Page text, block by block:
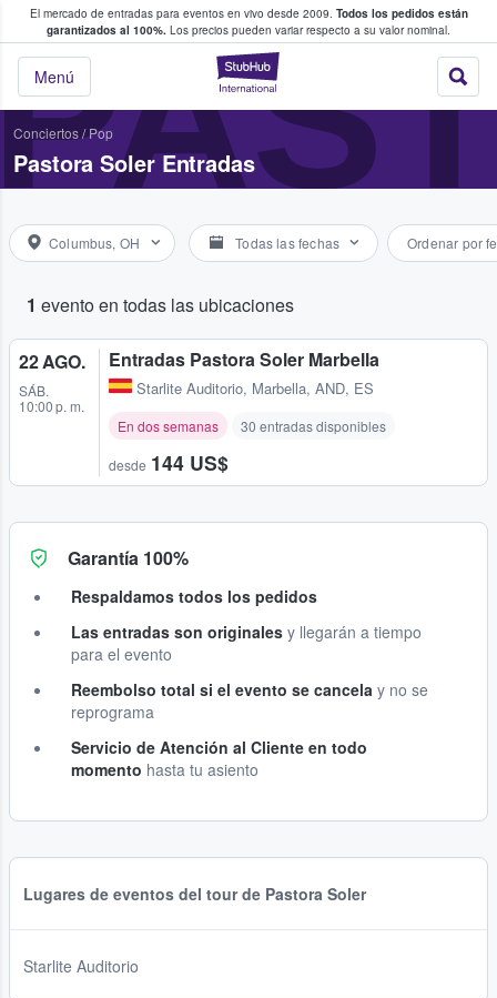
El mercado de entradas para eventos en vivo desde 2009. Todos los pedidos están
garantizados al 100%. Los precios pueden variar respecto a su valor nominal.
StubHub:
Menú
y venta de entradas entre fans
Conciertos/Pop
Pastora Soler Entradas
Columbus, OH Todas las fechas Ordenar por
1 evento en todas las ubicaciones
22 AGO.
SÁB.
10:00 p. m.
Entradas Pastora Soler Marbella
Starlite Auditorio, Marbella, AND, ES
En dos semanas 30 entradas disponibles
desde 144 US$
Garantía 100%
Respaldamos todos los pedidos
Las entradas son originales y llegarán a tiempo
para el evento
Reembolso total si el evento se cancela y no se
reprograma
Servicio de Atención al Cliente en todo
momento hasta tu asiento
Lugares de eventos del tour de Pastora Soler
Starlite Auditorio